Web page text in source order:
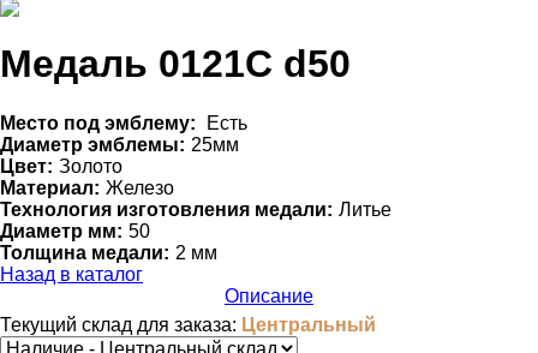
Медаль 0121С d50
Место под эмблему:
Eсть
Диаметр эмблемы: 25мм
Цвет: Золото
Материал: Железо
Технология изготовления медали: Литье
Диаметр мм: 50
Толщина медали: 2 мм
Назад в каталог
Описание
Текущий склад для заказа: Центральный